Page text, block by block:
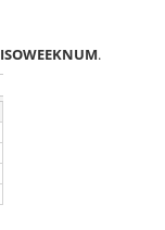
ISOWEEKNUM.